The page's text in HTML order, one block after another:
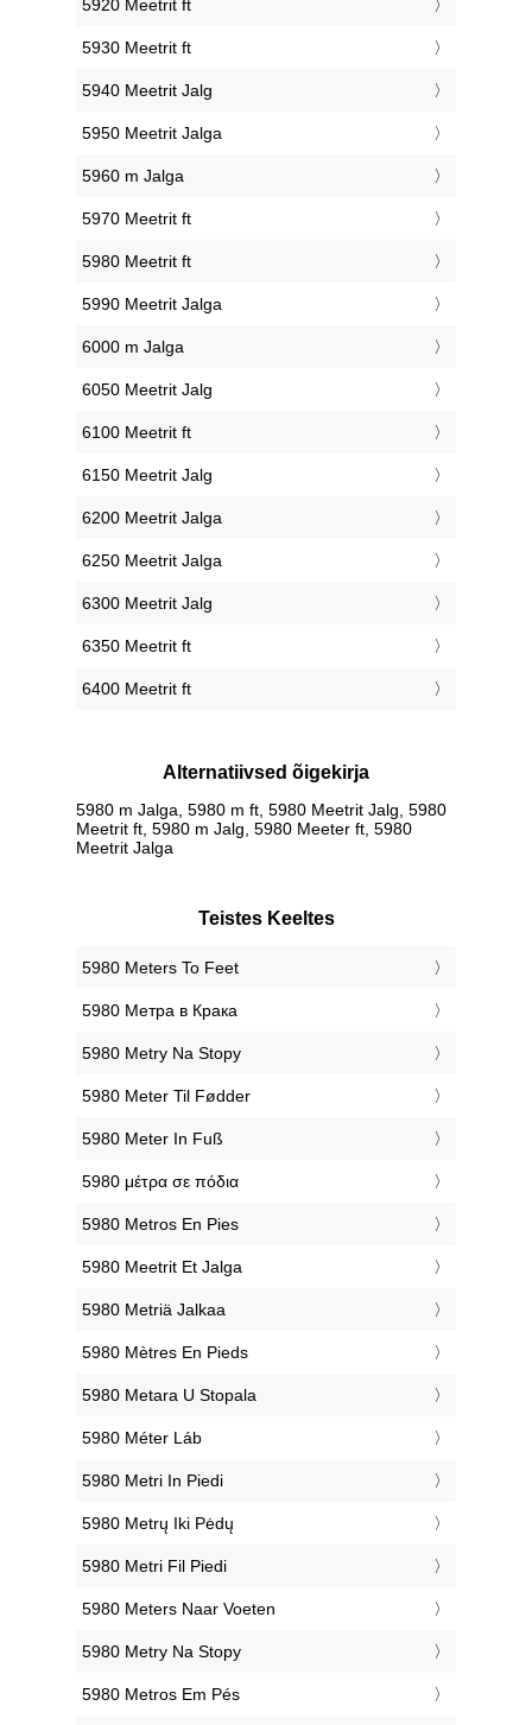
5920 Meetrit ft
5930 Meetrit ft
5940 Meetrit Jalg
5950 Meetrit Jalga
5960 m Jalga
5970 Meetrit ft
5980 Meetrit ft
5990 Meetrit Jalga
6000 m Jalga
6050 Meetrit Jalg
6100 Meetrit ft
6150 Meetrit Jalg
6200 Meetrit Jalga
6250 Meetrit Jalga
6300 Meetrit Jalg
6350 Meetrit ft
6400 Meetrit ft
Alternatiivsed õigekirja
5980 m Jalga, 5980 m ft, 5980 Meetrit Jalg, 5980
Meetrit ft, 5980 m Jalg, 5980 Meeter ft, 5980
Meetrit Jalga
Teistes Keeltes
‎5980 Meters To Feet
‎5980 Метра в Крака
‎5980 Metry Na Stopy
‎5980 Meter Til Fødder
‎5980 Meter In Fuß
‎5980 μέτρα σε πόδια
‎5980 Metros En Pies
‎5980 Meetrit Et Jalga
‎5980 Metriä Jalkaa
‎5980 Mètres En Pieds
‎5980 Metara U Stopala
‎5980 Méter Láb
‎5980 Metri In Piedi
‎5980 Metrų Iki Pėdų
‎5980 Metri Fil Piedi
‎5980 Meters Naar Voeten
‎5980 Metry Na Stopy
‎5980 Metros Em Pés